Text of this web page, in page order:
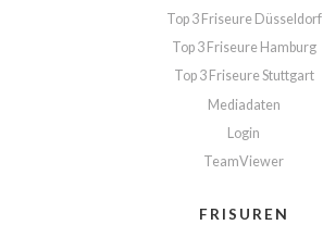
Top 3 Friseure Düsseldorf
Top 3 Friseure Hamburg
Top 3 Friseure Stuttgart
Mediadaten
Login
TeamViewer
FRISUREN